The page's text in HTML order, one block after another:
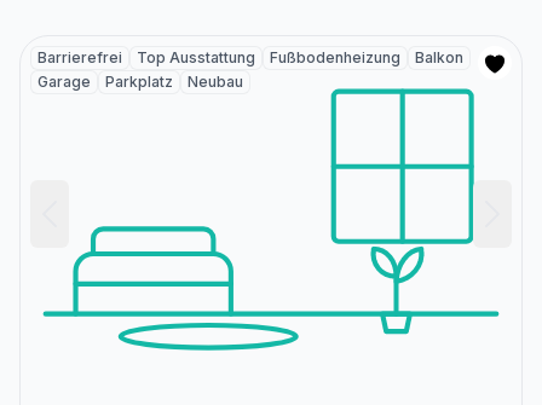
Barrierefrei Top Ausstattung Fußbodenheizung
Balkon
Garage
Parkplatz Neubau